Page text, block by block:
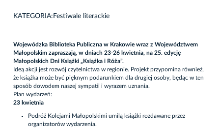
KATEGORIA: Festiwale literackie
Wojewódzka Biblioteka Publiczna w Krakowie wraz z Województwem
Małopolskim zapraszają, w dniach 23-26 kwietnia, na 25. edycję
Małopolskich Dni Książki „Książka i Róża”.
Ideą akcji jest rozwój czytelnictwa w regionie. Projekt przypomina również,
że książka może być pięknym podarunkiem dla drugiej osoby, będąc w ten
sposób dowodem naszej sympatii i wyrazem uznania.
Plan wydarzeń:
23 kwietnia
Podróż Kolejami Małopolskimi umilą książki rozdawane przez
organizatorów wydarzenia.